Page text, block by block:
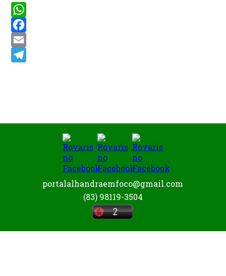
WhatsApp
Facebook
Email
portalalhandraemfoco@gmail.com
(83) 98119-3504